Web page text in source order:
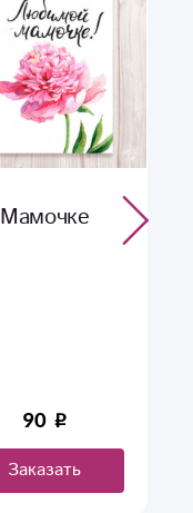
Мамочке
90
Заказать